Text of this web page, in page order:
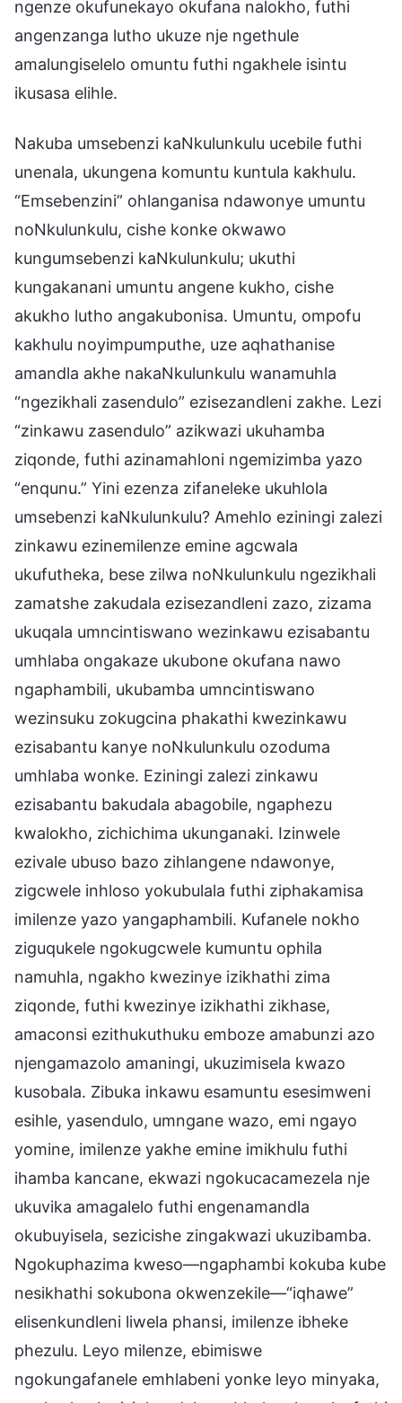
ngenze okufunekayo okufana nalokho, futhi
angenzanga lutho ukuze nje ngethule
amalungiselelo omuntu futhi ngakhele isintu
ikusasa elihle.
Nakuba umsebenzi kaNkulunkulu ucebile futhi
unenala, ukungena komuntu kuntula kakhulu.
“Emsebenzini” ohlanganisa ndawonye umuntu
noNkulunkulu, cishe konke okwawo
kungumsebenzi kaNkulunkulu; ukuthi
kungakanani umuntu angene kukho, cishe
akukho lutho angakubonisa. Umuntu, ompofu
kakhulu noyimpumputhe, uze aqhathanise
amandla akhe nakaNkulunkulu wanamuhla
“ngezikhali zasendulo” ezisezandleni zakhe. Lezi
“zinkawu zasendulo” azikwazi ukuhamba
ziqonde, futhi azinamahloni ngemizimba yazo
“enqunu.” Yini ezenza zifaneleke ukuhlola
umsebenzi kaNkulunkulu? Amehlo eziningi zalezi
zinkawu ezinemilenze emine agcwala
ukufutheka, bese zilwa noNkulunkulu ngezikhali
zamatshe zakudala ezisezandleni zazo, zizama
ukuqala umncintiswano wezinkawu ezisabantu
umhlaba ongakaze ukubone okufana nawo
ngaphambili, ukubamba umncintiswano
wezinsuku zokugcina phakathi kwezinkawu
ezisabantu kanye noNkulunkulu ozoduma
umhlaba wonke. Eziningi zalezi zinkawu
ezisabantu bakudala abagobile, ngaphezu
kwalokho, zichichima ukunganaki. Izinwele
ezivale ubuso bazo zihlangene ndawonye,
zigcwele inhloso yokubulala futhi ziphakamisa
imilenze yazo yangaphambili. Kufanele nokho
ziguqukele ngokugcwele kumuntu ophila
namuhla, ngakho kwezinye izikhathi zima
ziqonde, futhi kwezinye izikhathi zikhase,
amaconsi ezithukuthuku emboze amabunzi azo
njengamazolo amaningi, ukuzimisela kwazo
kusobala. Zibuka inkawu esamuntu esesimweni
esihle, yasendulo, umngane wazo, emi ngayo
yomine, imilenze yakhe emine imikhulu futhi
ihamba kancane, ekwazi ngokucacamezela nje
ukuvika amagalelo futhi engenamandla
okubuyisela, sezicishe zingakwazi ukuzibamba.
Ngokuphazima kweso—ngaphambi kokuba kube
nesikhathi sokubona okwenzekile—“iqhawe”
elisenkundleni liwela phansi, imilenze ibheke
phezulu. Leyo milenze, ebimiswe
ngokungafanele emhlabeni yonke leyo minyaka,